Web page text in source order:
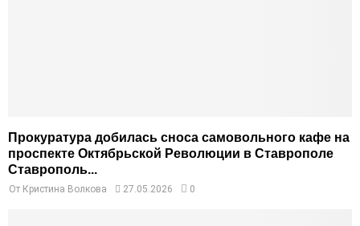
Прокуратура добилась сноса самовольного кафе на
проспекте Октябрьской Революции в Ставрополе
Ставрополь...
От Кристина Волкова 27.05.2026 0